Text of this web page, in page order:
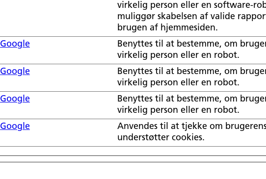
virkelig person eller en software-
muliggør skabelsen af valide
brugen af hjemmesiden.
Google
Benyttes til at bestemme, om
virkelig person eller en robot.
Google
Benyttes til at bestemme, om
virkelig person eller en robot.
Google
Benyttes til at bestemme, om
virkelig person eller en robot.
Google
Anvendes til at tjekke om
understøtter cookies.